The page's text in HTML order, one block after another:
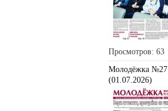
Просмотров: 63
Молодёжка №27
(01.07.2026)